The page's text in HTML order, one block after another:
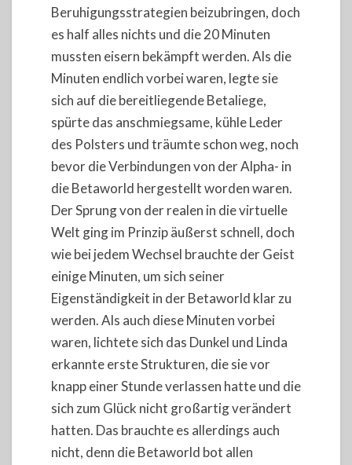
Beruhigungsstrategien beizubringen, doch
es half alles nichts und die 20 Minuten
mussten eisern bekämpft werden. Als die
Minuten endlich vorbei waren, legte sie
sich auf die bereitliegende Betaliege,
spürte das anschmiegsame, kühle Leder
des Polsters und träumte schon weg, noch
bevor die Verbindungen von der Alpha- in
die Betaworld hergestellt worden waren.
Der Sprung von der realen in die virtuelle
Welt ging im Prinzip äußerst schnell, doch
wie bei jedem Wechsel brauchte der Geist
einige Minuten, um sich seiner
Eigenständigkeit in der Betaworld klar zu
werden. Als auch diese Minuten vorbei
waren, lichtete sich das Dunkel und Linda
erkannte erste Strukturen, die sie vor
knapp einer Stunde verlassen hatte und die
sich zum Glück nicht großartig verändert
hatten. Das brauchte es allerdings auch
nicht, denn die Betaworld bot allen